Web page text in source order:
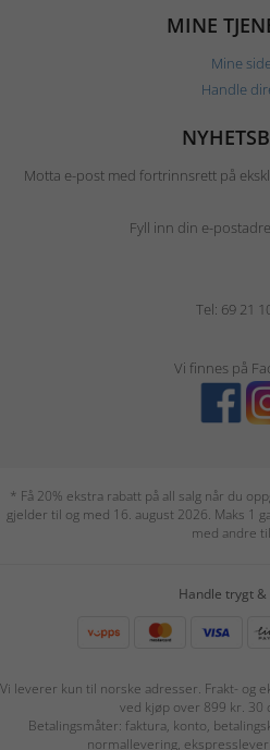
MINE
Mine
Handle
Motta e-post med fortrinnsrett på
Fyll inn din e-
Tel: 69 21
Vi finnes på
* Få 20% ekstra rabatt på all salg når du
gjelder til og med 16. august 2026. Maks 1
med andre
Handle trygt
Vi leverer kun til norske adresser. Frakt- og
ved kjøp over 899 kr. 30
Betalingsmåter: faktura, konto,
normallevering,